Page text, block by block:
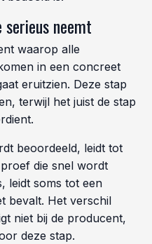
neemt
waarop alle
in een concreet
eruitzien. Deze stap
terwijl het juist de stap
beoordeeld, leidt tot
die snel wordt
leidt soms tot een
bevalt. Het verschil
niet bij de producent,
deze stap.